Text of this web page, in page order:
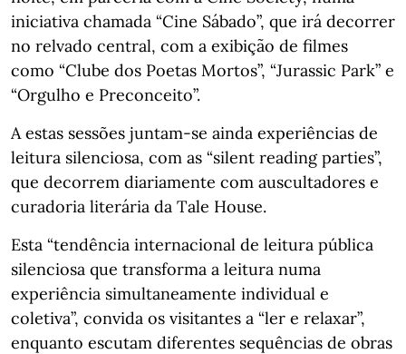
iniciativa chamada “Cine Sábado”, que irá decorrer
no relvado central, com a exibição de filmes
como “Clube dos Poetas Mortos”, “Jurassic Park” e
“Orgulho e Preconceito”.
A estas sessões juntam-se ainda experiências de
leitura silenciosa, com as “silent reading parties”,
que decorrem diariamente com auscultadores e
curadoria literária da Tale House.
Esta “tendência internacional de leitura pública
silenciosa que transforma a leitura numa
experiência simultaneamente individual e
coletiva”, convida os visitantes a “ler e relaxar”,
enquanto escutam diferentes sequências de obras